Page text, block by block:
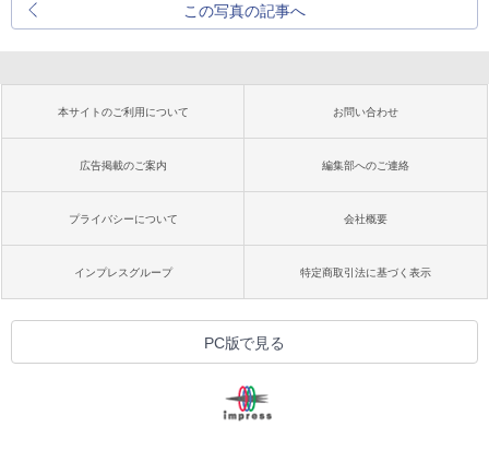
この写真の記事へ
本サイトのご利用について お問い合わせ
広告掲載のご案内 編集部へのご連絡
プライバシーについて 会社概要
インプレスグループ 特定商取引法に基づく表示
PC版で見る